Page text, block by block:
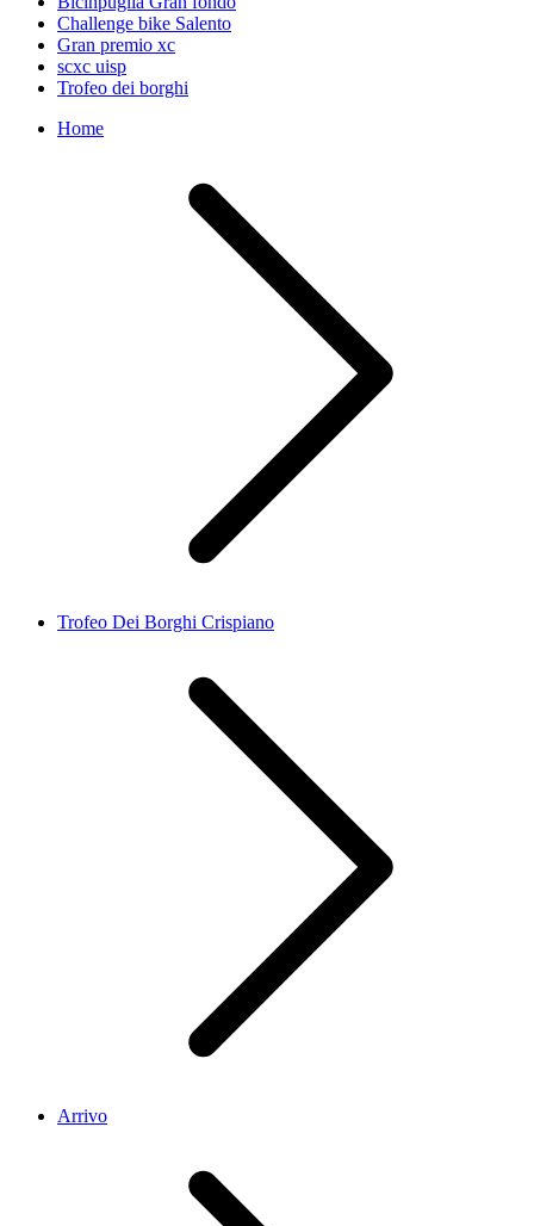
Challenge bike Salento
Gran premio xc
scxc uisp
Trofeo dei borghi
Home
Trofeo Dei Borghi Crispiano
Arrivo